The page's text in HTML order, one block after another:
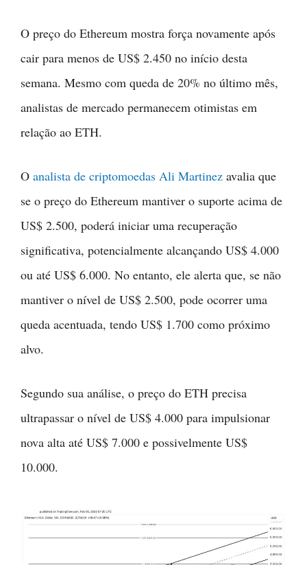
O preço do Ethereum mostra força novamente após
cair para menos de US$ 2.450 no início desta
semana. Mesmo com queda de 20% no último mês,
analistas de mercado permanecem otimistas em
relação ao ETH.
O analista de criptomoedas Ali Martinez avalia que
se o preço do Ethereum mantiver o suporte acima de
US$ 2.500, poderá iniciar uma recuperação
significativa, potencialmente alcançando US$ 4.000
ou até US$ 6.000. No entanto, ele alerta que, se não
mantiver o nível de US$ 2.500, pode ocorrer uma
queda acentuada, tendo US$ 1.700 como próximo
alvo.
Segundo sua análise, o preço do ETH precisa
ultrapassar o nível de US$ 4.000 para impulsionar
nova alta até US$ 7.000 e possivelmente US$
10.000.